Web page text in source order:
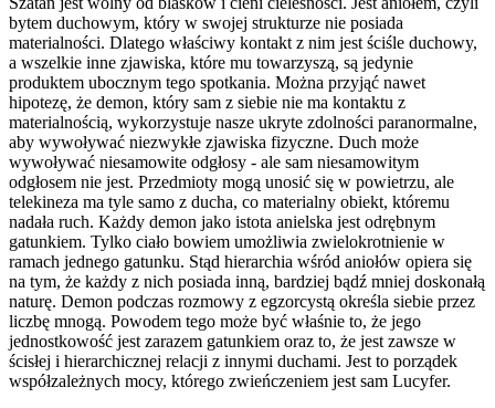
bytem duchowym, który w swojej strukturze nie posiada
materialności. Dlatego właściwy kontakt z nim jest ściśle duchowy,
a wszelkie inne zjawiska, które mu towarzyszą, są jedynie
produktem ubocznym tego spotkania. Można przyjąć nawet
hipotezę, że demon, który sam z siebie nie ma kontaktu z
materialnością, wykorzystuje nasze ukryte zdolności paranormalne,
aby wywoływać niezwykłe zjawiska fizyczne. Duch może
wywoływać niesamowite odgłosy - ale sam niesamowitym
odgłosem nie jest. Przedmioty mogą unosić się w powietrzu, ale
telekineza ma tyle samo z ducha, co materialny obiekt, któremu
nadała ruch. Każdy demon jako istota anielska jest odrębnym
gatunkiem. Tylko ciało bowiem umożliwia zwielokrotnienie w
ramach jednego gatunku. Stąd hierarchia wśród aniołów opiera się
na tym, że każdy z nich posiada inną, bardziej bądź mniej doskonałą
naturę. Demon podczas rozmowy z egzorcystą określa siebie przez
liczbę mnogą. Powodem tego może być właśnie to, że jego
jednostkowość jest zarazem gatunkiem oraz to, że jest zawsze w
ścisłej i hierarchicznej relacji z innymi duchami. Jest to porządek
współzależnych mocy, którego zwieńczeniem jest sam Lucyfer.